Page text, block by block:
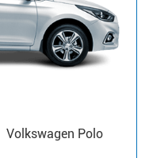
Volkswagen Polo